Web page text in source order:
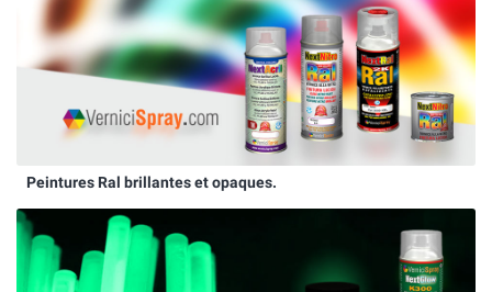
Peintures Ral brillantes et opaques.